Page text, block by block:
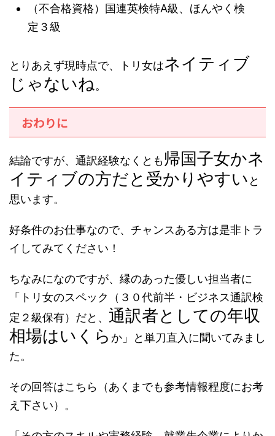
（不合格資格）国連英検特A級、ほんやく検
定３級
とりあえず現時点で、トリ女はネイティブ
じゃないね。
おわりに
結論ですが、通訳経験なくとも帰国子女かネ
イティブの方だと受かりやすい と
思います。
好条件のお仕事なので、チャンスある方は是非トラ
イしてみてください！
ちなみになのですが、縁のあった優しい担当者に
「トリ女のスペック（３０代前半・ビジネス通訳検
定２級保有）だと、 通訳者としての年収
相場はいくら か」と単刀直入に聞いてみまし
た。
その回答はこちら（あくまでも参考情報程度にお考
え下さい）。